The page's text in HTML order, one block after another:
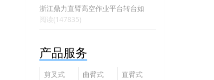
浙江鼎力直臂高空作业平台转台如
阅读(147835)
产品服务
剪叉式
曲臂式
直臂式